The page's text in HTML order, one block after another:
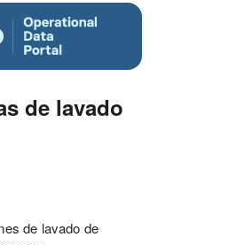
de lavado
de lavado de